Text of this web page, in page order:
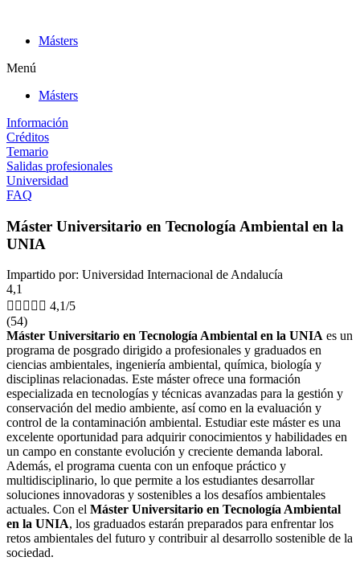
contenidoMásters
Menú
Másters
Información
Créditos
Temario
Salidas profesionales
Universidad
FAQ
Máster Universitario en Tecnología Ambiental en la
UNIA
Impartido por: Universidad Internacional de Andalucía
4,1
     4,1/5
(54)
Máster Universitario en Tecnología Ambiental en la UNIA es un
programa de posgrado dirigido a profesionales y graduados en
ciencias ambientales, ingeniería ambiental, química, biología y
disciplinas relacionadas. Este máster ofrece una formación
especializada en tecnologías y técnicas avanzadas para la gestión y
conservación del medio ambiente, así como en la evaluación y
control de la contaminación ambiental. Estudiar este máster es una
excelente oportunidad para adquirir conocimientos y habilidades en
un campo en constante evolución y creciente demanda laboral.
Además, el programa cuenta con un enfoque práctico y
multidisciplinario, lo que permite a los estudiantes desarrollar
soluciones innovadoras y sostenibles a los desafíos ambientales
actuales. Con el Máster Universitario en Tecnología Ambiental
en la UNIA, los graduados estarán preparados para enfrentar los
retos ambientales del futuro y contribuir al desarrollo sostenible de la
sociedad.